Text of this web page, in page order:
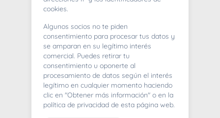
404
Whoops! Lo sentimos mucho.
cookies.
Algunos socios no te piden
consentimiento para procesar tus datos y
se amparan en su legítimo interés
comercial. Puedes retirar tu
consentimiento u oponerte al
procesamiento de datos según el interés
legítimo en cualquier momento haciendo
clic en "Obtener más información" o en la
política de privacidad de esta página web.